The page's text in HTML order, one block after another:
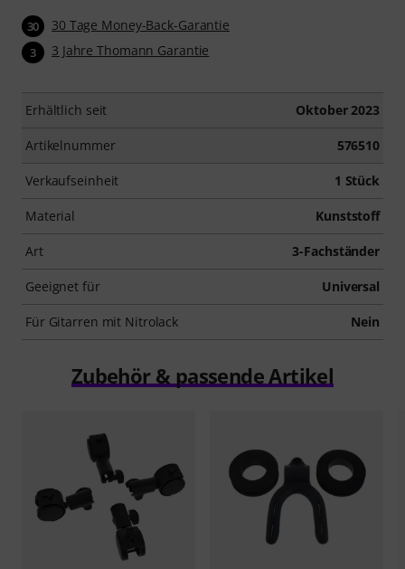
30 30 Tage Money-Back-Garantie
3 3 Jahre Thomann Garantie
Erhältlich seit Oktober 2023
Artikelnummer 576510
Verkaufseinheit 1 Stück
Material Kunststoff
Art 3-Fachständer
Geeignet für Universal
Für Gitarren mit Nitrolack Nein
Zubehör & passende Artikel